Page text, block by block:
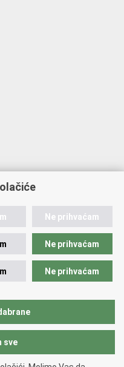
Ne prihvaćam
Ne prihvaćam
Ne prihvaćam
sve